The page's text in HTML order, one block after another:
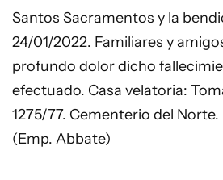
Santos Sacramentos y la
24/01/2022. Familiares y
profundo dolor dicho
efectuado. Casa velatoria:
1275/77. Cementerio del
(Emp. Abbate)